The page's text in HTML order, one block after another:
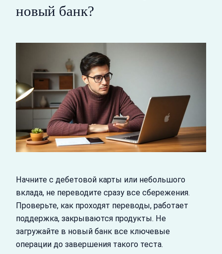
новый банк?
Начните с дебетовой карты или небольшого
вклада, не переводите сразу все сбережения.
Проверьте, как проходят переводы, работает
поддержка, закрываются продукты. Не
загружайте в новый банк все ключевые
операции до завершения такого теста.